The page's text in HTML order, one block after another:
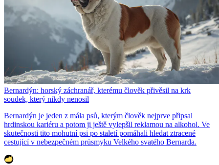
Bernardýn: horský záchranář, kterému člověk přivěsil na krk
soudek, který nikdy nenosil
Bernardýn je jeden z mála psů, kterým člověk nejprve připsal
hrdinskou kariéru a potom ji ještě vylepšil reklamou na alkohol. Ve
skutečnosti tito mohutní psi po staletí pomáhali hledat ztracené
cestující v nebezpečném průsmyku Velkého svatého Bernarda.